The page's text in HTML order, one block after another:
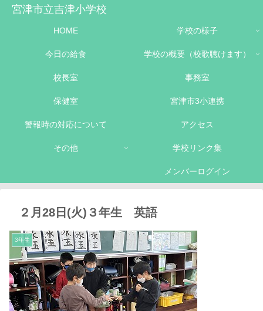
宮津市立吉津小学校
HOME 学校の様子
今日の給食 学校の概要（校歌聴けます）
校長室 事務室
保健室 宮津市3小連携
警報時の対応について アクセス
その他 学校リンク集
メンバーログイン
２月28日(火)３年生 英語
3年生